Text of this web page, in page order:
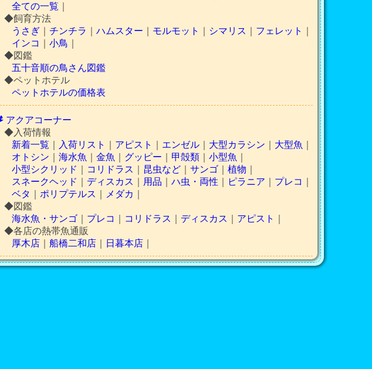
全ての一覧
◆飼育方法
うさぎ｜ チンチラ ハムスター モルモット シマリス フェレット
インコ
小鳥
◆図鑑
五十音順の鳥さん図鑑
◆ペットホテル
ペットホテルの価格表
アクアコーナー
◆入荷情報
新着一覧
入荷リスト アピスト エンゼル｜ 大型カラシン 大型魚
オトシン
海水魚 金魚 グッピー 甲殻類｜ 小型魚
小型シクリッド
コリドラス 昆虫など｜ サンゴ｜ 植物
スネークヘッド
ディスカス 用品 ハ虫・両性 ピラニア プレコ
ベタ
ポリプテルス メダカ
◆図鑑
海水魚・サンゴ｜ プレコ コリドラス ディスカス アピスト
◆各店の熱帯魚通販
厚木店｜ 船橋二和店｜ 日暮本店｜